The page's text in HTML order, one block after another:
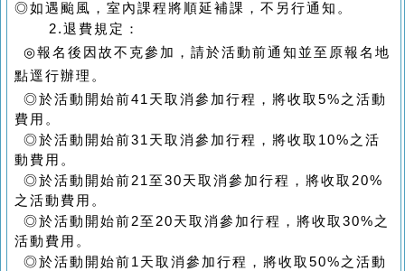
◎如遇颱風，室內課程將順延補課，不另行通知。
2.退費規定：
◎報名後因故不克參加，請於活動前通知並至原報名地
點逕行辦理。
◎於活動開始前41 天取消參加行程，將收取 5%之活動
費用。
◎於活動開始前31 天取消參加行程，將收取 10%之活
動費用。
◎於活動開始前21至30天取消參加行程，將收取 20%
之活動費用。
◎於活動開始前2至 20天取消參加行程，將收取 30%之
活動費用。
◎於活動開始前1 天取消參加行程，將收取 50%之活動